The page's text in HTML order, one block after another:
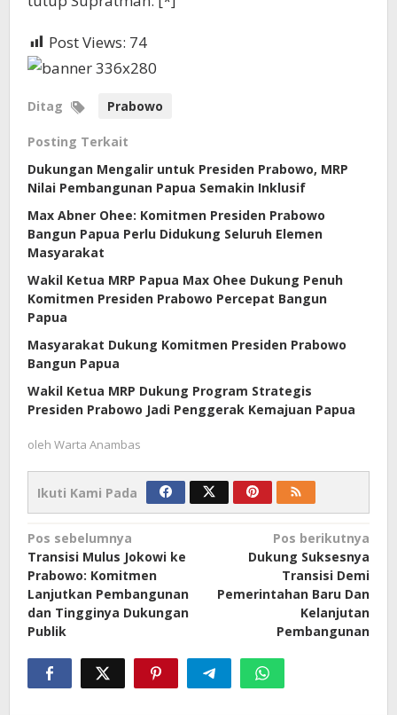
Post Views: 74
Ditag Prabowo
Posting Terkait
Dukungan Mengalir untuk Presiden Prabowo, MRP
Nilai Pembangunan Papua Semakin Inklusif
Max Abner Ohee: Komitmen Presiden Prabowo
Bangun Papua Perlu Didukung Seluruh Elemen
Masyarakat
Wakil Ketua MRP Papua Max Ohee Dukung Penuh
Komitmen Presiden Prabowo Percepat Bangun
Papua
Masyarakat Dukung Komitmen Presiden Prabowo
Bangun Papua
Wakil Ketua MRP Dukung Program Strategis
Presiden Prabowo Jadi Penggerak Kemajuan Papua
oleh Warta Anambas
Ikuti Kami Pada
Navigasi
pos
Pos sebelumnya
Transisi Mulus Jokowi ke
Prabowo: Komitmen
Lanjutkan Pembangunan
dan Tingginya Dukungan
Publik
Pos berikutnya
Dukung Suksesnya
Transisi Demi
Pemerintahan Baru Dan
Kelanjutan
Pembangunan